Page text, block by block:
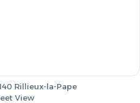
Rillieux-la-Pape
View